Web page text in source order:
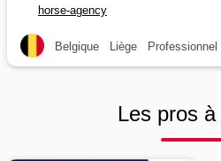
horse-agency
Belgique Liège Professionnel
Les pros